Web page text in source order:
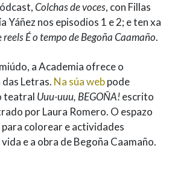
Colchas de voces, con Fillas
Yáñez nos episodios 1 e 2; e ten xa
reels É o tempo de Begoña Caamaño.
a Academia ofrece o
Letras. Na súa webpode
teatral Uuu-uuu, BEGOÑA!escrito
por Laura Romero. O espazo
colorear e actividades
e a obra de Begoña Caamaño.